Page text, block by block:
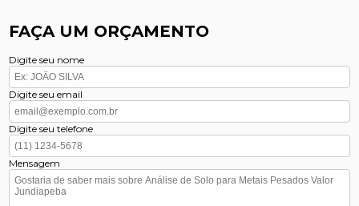
FAÇA UM ORÇAMENTO
Digite seu nome
Digite seu email
Digite seu telefone
Mensagem